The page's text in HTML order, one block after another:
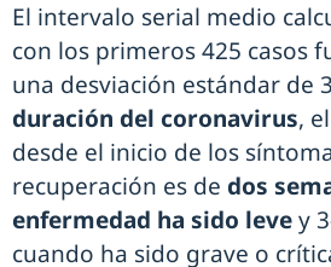
El intervalo serial medio
con los primeros 425 casos
una desviación estándar de
duración del coronavirus,
desde el inicio de los
recuperación es de dos
enfermedad ha sido levey
cuando ha sido grave o